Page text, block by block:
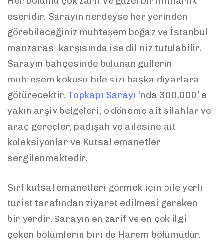
eseridir. Sarayın nerdeyse her yerinden
görebileceğiniz muhteşem boğaz ve İstanbul
manzarası karşısında ise diliniz tutulabilir.
Sarayın bahçesinde bulunan güllerin
muhteşem kokusu bile sizi başka diyarlara
götürecektir. Topkapı Sarayı ‘nda 300.000’ e
yakın arşiv belgeleri, o döneme ait silahlar ve
araç gereçler, padişah ve ailesine ait
koleksiyonlar ve Kutsal emanetler
sergilenmektedir.
Sırf kutsal emanetleri görmek için bile yerli
turist tarafından ziyaret edilmesi gereken
bir yerdir. Sarayın en zarif ve en çok ilgi
çeken bölümlerin biri de Harem bölümüdür.